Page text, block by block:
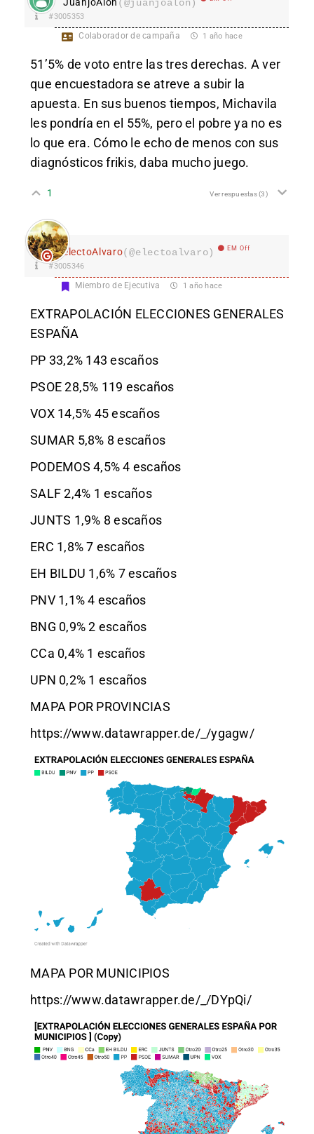
(@juanjoalon)
#3005353
Colaborador de campaña 1 año hace
51’5% de voto entre las tres derechas. A ver
que encuestadora se atreve a subir la
apuesta. En sus buenos tiempos, Michavila
les pondría en el 55%, pero el pobre ya no es
lo que era. Cómo le echo de menos con sus
diagnósticos frikis, daba mucho juego.
1 Ver respuestas(3)
electoAlvaro(@electoalvaro) EM Off
#3005346
Miembro de Ejecutiva 1 año hace
EXTRAPOLACIÓN ELECCIONES GENERALES
ESPAÑA
PP 33,2% 143 escaños
PSOE 28,5% 119 escaños
VOX 14,5% 45 escaños
SUMAR 5,8% 8 escaños
PODEMOS 4,5% 4 escaños
SALF 2,4% 1 escaños
JUNTS 1,9% 8 escaños
ERC 1,8% 7 escaños
EH BILDU 1,6% 7 escaños
PNV 1,1% 4 escaños
BNG 0,9% 2 escaños
CCa 0,4% 1 escaños
UPN 0,2% 1 escaños
MAPA POR PROVINCIAS
https://www.datawrapper.de/_/ygagw/
MAPA POR MUNICIPIOS
https://www.datawrapper.de/_/DYpQi/